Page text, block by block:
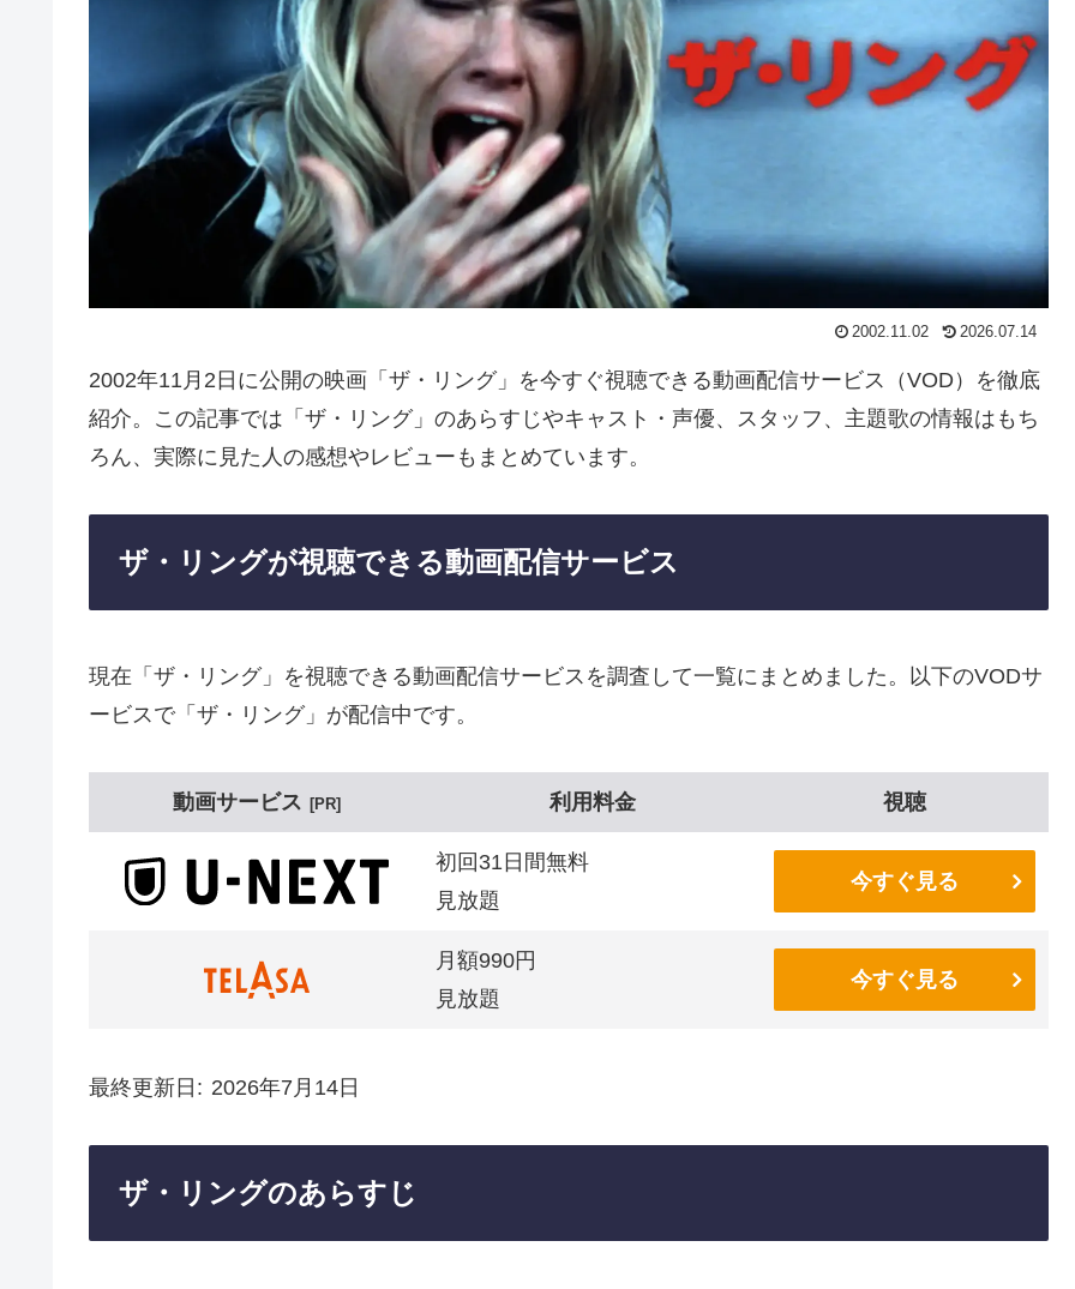
2002.11.02 2026.07.14
2002年11月2日に公開の映画「ザ・リング」を今すぐ視聴できる動画配信サービス（VOD）を徹底
紹介。この記事では「ザ・リング」のあらすじやキャスト・声優、スタッフ、主題歌の情報はもち
ろん、実際に見た人の感想やレビューもまとめています。
ザ・リングが視聴できる動画配信サービス
現在「ザ・リング」を視聴できる動画配信サービスを調査して一覧にまとめました。以下のVODサ
ービスで「ザ・リング」が配信中です。
動画サービス PR 利用料金 視聴
初回31日間無料
見放題
今すぐ見る
月額990円
見放題
今すぐ見る
最終更新日 2026年7月14日
ザ・リングのあらすじ